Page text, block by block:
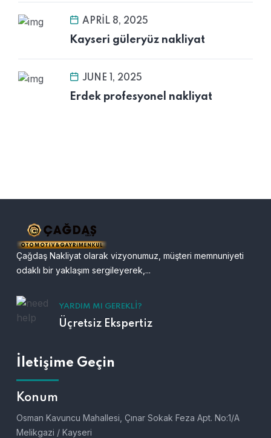
APRIL 8, 2025
Kayseri güleryüz nakliyat
JUNE 1, 2025
Erdek profesyonel nakliyat
Çağdaş Nakliyat olarak vizyonumuz, müşteri memnuniyeti
odaklı bir yaklaşım sergileyerek,...
YARDIM MI GEREKLI?
Üçretsiz Ekspertiz
İletişime Geçin
Konum
Osman Kavuncu Mahallesi, Çınar Sokak Feza Apt. No:1/A
Melikgazi / Kayseri